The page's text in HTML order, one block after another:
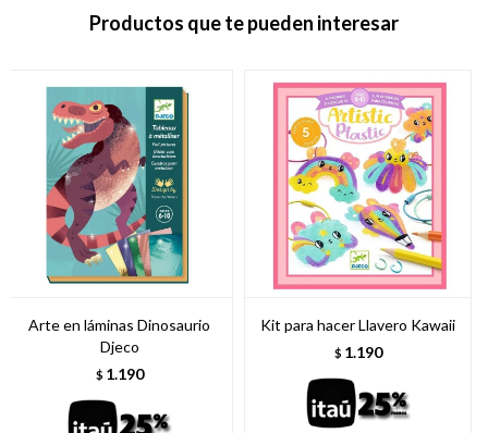
Productos que te pueden interesar
Arte en láminas Dinosaurio
Djeco
$ 1.190
Kit para hacer Llavero Kawaii
$ 1.190